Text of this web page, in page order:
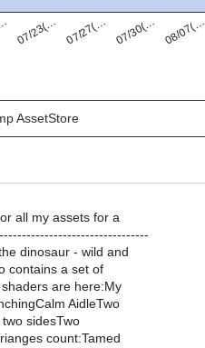
07/23(… 07/27(… 07/30(… 08/07(…
AssetStore
all my assets for a
dinosaur - wild and
contains a set of
are here:My
AidleTwo
sidesTwo
count:Tamed